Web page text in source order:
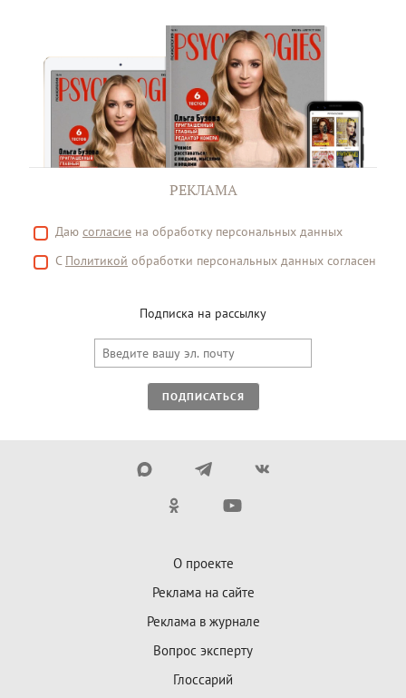
РЕКЛАМА
Даю согласие на обработку персональных данных
С Политикой обработки персональных данных согласен
Подписка на рассылку
ПОДПИСАТЬСЯ
О проекте
Реклама на сайте
Реклама в журнале
Вопрос эксперту
Глоссарий